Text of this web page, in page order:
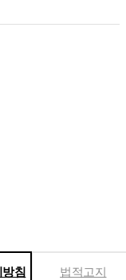
침 법적고지